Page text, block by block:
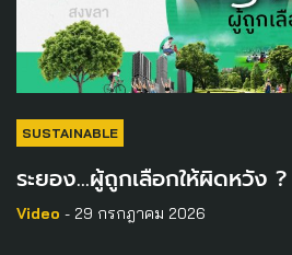
SUSTAINABLE
ระยอง…ผู้ถูกเลือกให้ผิดหวัง ?
Video - 29 กรกฎาคม 2026